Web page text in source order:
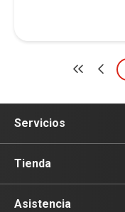
Servicios
Servicio Móviles
Prepago
Tienda
Celulares
Asistencia